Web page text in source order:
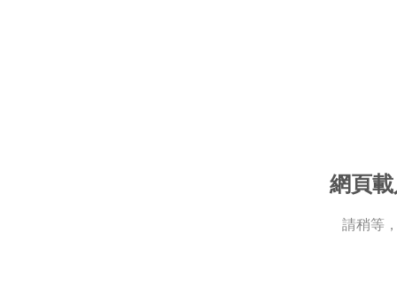
網頁
請稍等